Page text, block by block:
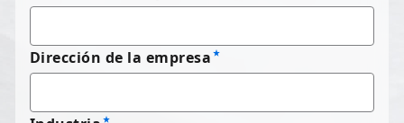
Dirección de la empresa